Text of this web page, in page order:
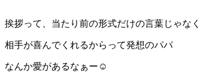
挨拶って、当たり前の形式だけの言葉じゃなく
相手が喜んでくれるからって発想のパパ
なんか愛があるなぁー☺